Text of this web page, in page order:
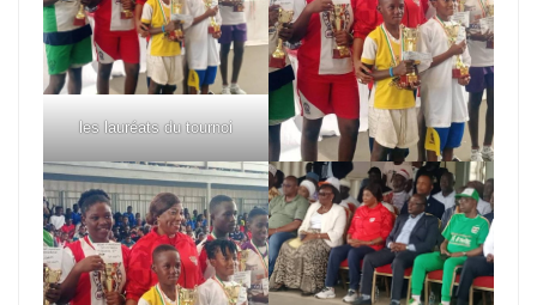
les lauréats du tournoi